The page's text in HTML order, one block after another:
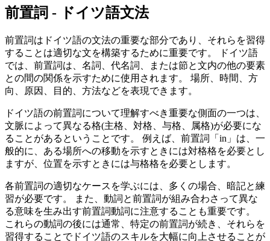
前置詞 - ドイツ語文法
前置詞はドイツ語の文法の重要な部分であり、それらを習得
することは適切な文を構築するために重要です。 ドイツ語
では、前置詞は、名詞、代名詞、または節と文内の他の要素
との間の関係を示すために使用されます。 場所、時間、方
向、原因、目的、方法などを表現できます。
ドイツ語の前置詞について理解すべき重要な側面の一つは、
文脈によって異なる格(主格、対格、与格、属格)が必要にな
ることがあるということです。 例えば、前置詞「in」は、一
般的に、ある場所への移動を示すときには対格格を必要とし
ますが、位置を示すときには与格格を必要とします。
各前置詞の適切なケースを学ぶには、多くの場合、暗記と練
習が必要です。 また、動詞と前置詞が組み合わさって異な
る意味を生み出す前置詞動詞に注意することも重要です。
これらの動詞の後には通常、特定の前置詞が続き、それらを
習得することでドイツ語のスキルを大幅に向上させることが